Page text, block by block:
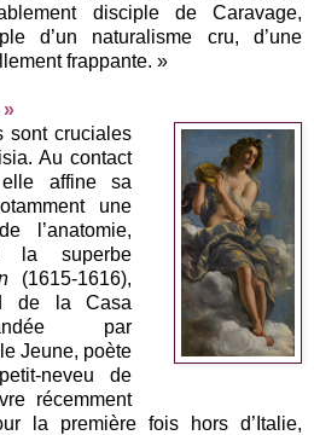
disciple de Caravage,
d’un naturalisme cru, d’une
frappante. »
sont cruciales
Au contact
affine sa
une
l’anatomie,
la superbe
(1615-1616),
de la Casa
par
Jeune, poète
neveu de
récemment
la première fois hors d’Italie,